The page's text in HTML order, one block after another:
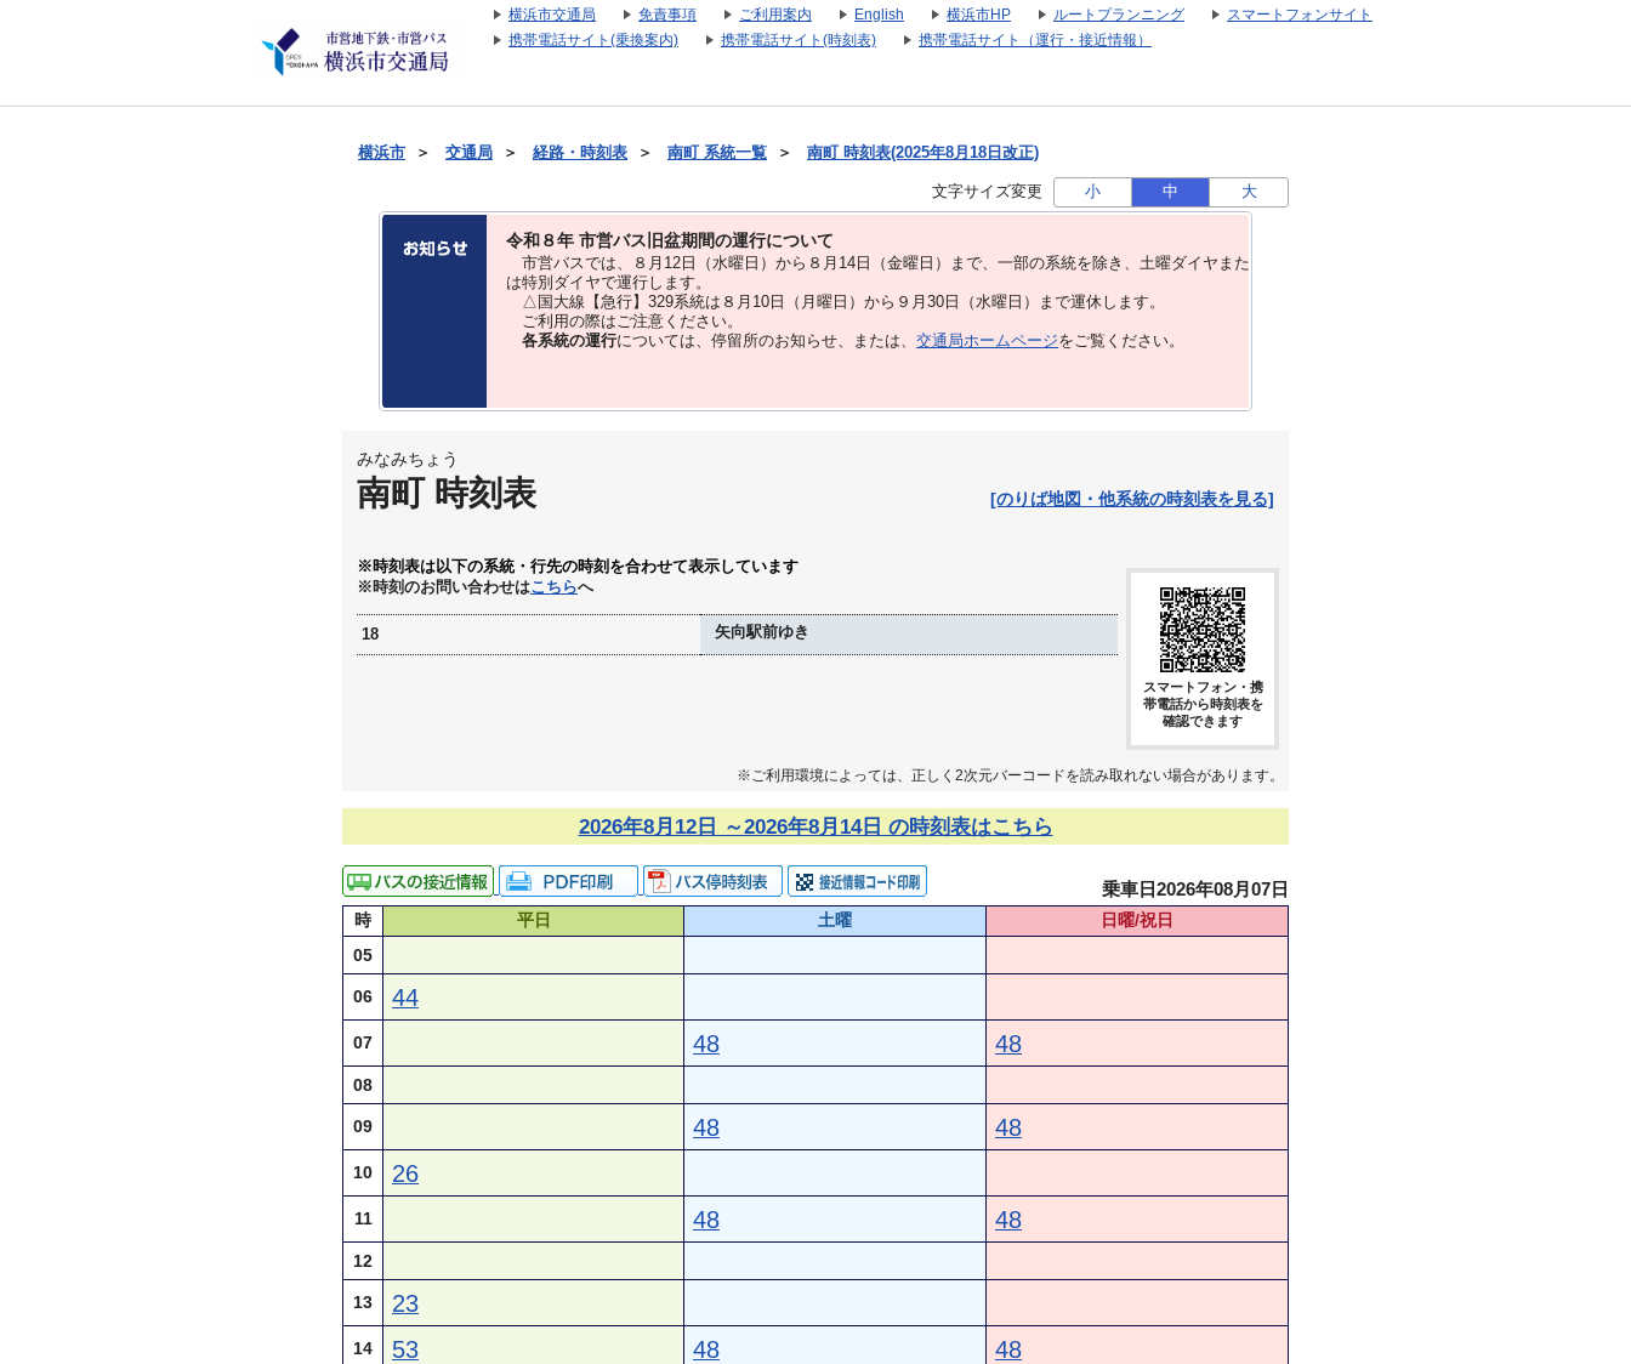
横浜市交通局 免責事項 ご利用案内 English 横浜市HP ルートプランニング
スマートフォンサイト
携帯電話サイト(乗換案内)
携帯電話サイト(時刻表) 携帯電話サイト（運行・接近情報）
横浜市 ＞ 交通局 ＞ 経路・時刻表 ＞ 南町 系統一覧 ＞ 南町 時刻表(2025年8月18日改正)
文字サイズ変更 小 中 大
令和８年 市営バス旧盆期間の運行について
市営バスでは、８⽉12⽇（水曜日）から８⽉14⽇（金曜日）まで、⼀部の系統を除き、⼟曜ダイヤまた
は特別ダイヤで運⾏します。
△国大線【急行】329系統は８月10日（月曜日）から９月30日（水曜日）まで運休します。
ご利用の際はご注意ください。
各系統の運行については、停留所のお知らせ、または、 交通局ホームページをご覧ください。
みなみちょう
南町 時刻表 [のりば地図・他系統の時刻表を見る]
※時刻表は以下の系統・行先の時刻を合わせて表示しています
※時刻のお問い合わせはこちらへ
18 矢向駅前ゆき
スマートフォン・携
帯電話から時刻表を
確認できます
※ご利用環境によっては、正しく2次元バーコードを読み取れない場合があります。
2026年8月12日 ～2026年8月14日 の時刻表はこちら
乗車日2026年08月07日
時 平日 土曜
日曜/祝日
05
06 44
07 48 48
08
09 48 48
10 26
11 48 48
12
13 23
14 53 48 48